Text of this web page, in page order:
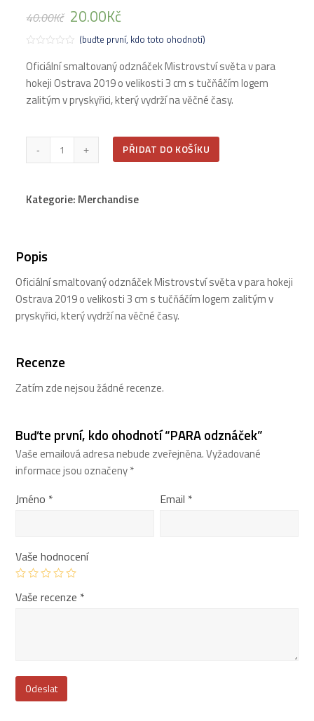
40.00Kč 20.00Kč
0
z
5
(buďte první, kdo toto ohodnotí)
Oficiální smaltovaný odznáček Mistrovství světa v para
hokeji Ostrava 2019 o velikosti 3 cm s tučňáčím logem
zalitým v pryskyřici, který vydrží na věčné časy.
PARA
odznáček
PŘIDAT DO KOŠÍKU
Kategorie: Merchandise
Popis
Oficiální smaltovaný odznáček Mistrovství světa v para hokeji
Ostrava 2019 o velikosti 3 cm s tučňáčím logem zalitým v
pryskyřici, který vydrží na věčné časy.
Recenze
Zatím zde nejsou žádné recenze.
Buďte první, kdo ohodnotí “PARA odznáček”
Vaše emailová adresa nebude zveřejněna.Vyžadované
informace jsou označeny*
Jméno * Email *
Vaše hodnocení
Vaše recenze *